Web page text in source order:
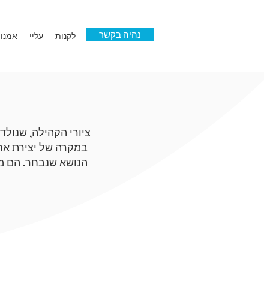
עליי לקנות נהיה בקשר
ציורי הקהילה,
במקרה של יצירת
הנושא שנבחר. הם